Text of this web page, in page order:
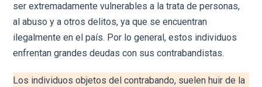
ser extremadamente vulnerables a la trata de personas,
al abuso y a otros delitos, ya que se encuentran
ilegalmente en el país. Por lo general, estos individuos
enfrentan grandes deudas con sus contrabandistas.
Los individuos objetos del contrabando, suelen huir de la